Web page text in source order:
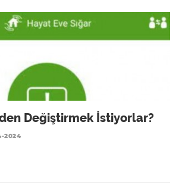
Değiştirmek İstiyorlar?
2024